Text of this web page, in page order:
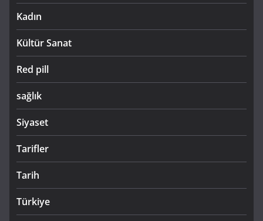
Kadın
Kültür Sanat
Red pill
sağlık
Siyaset
Tarifler
Tarih
Türkiye